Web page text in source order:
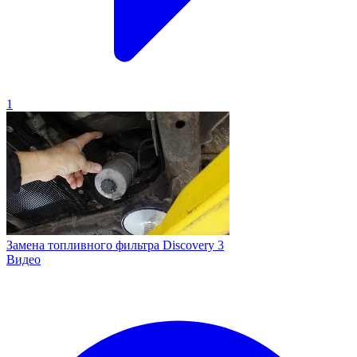
1
Замена топливного фильтра Discovery 3
Видео